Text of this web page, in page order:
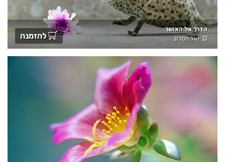
הדרך אל האושר
יואל ויסלוב
להזמנה